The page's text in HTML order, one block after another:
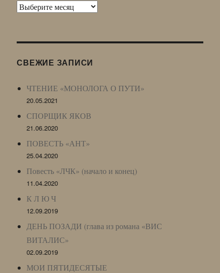
Архив
LJ
СВЕЖИЕ ЗАПИСИ
ЧТЕНИЕ «МОНОЛОГА О ПУТИ»
20.05.2021
СПОРЩИК ЯКОВ
21.06.2020
ПОВЕСТЬ «АНТ»
25.04.2020
Повесть «ЛЧК» (начало и конец)
11.04.2020
К Л Ю Ч
12.09.2019
ДЕНЬ ПОЗАДИ (глава из романа «ВИС
ВИТАЛИС»
02.09.2019
МОИ ПЯТИДЕСЯТЫЕ